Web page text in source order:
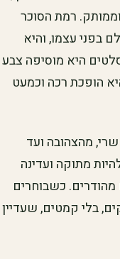
רמת הסוכר
בפני עצמו, והיא
היא מוסיפה צבע
הופכת רכה וכמעט
מהצהובה ועד
מתוקה ועדינה
מהודרים. כשבוחרים
בלי קמטים, שעדיין